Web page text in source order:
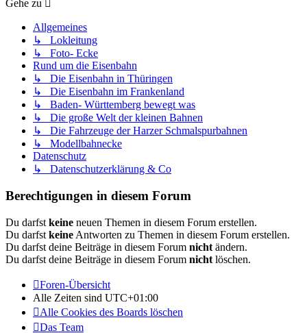
Gehe zu
Allgemeines
↳ Lokleitung
↳ Foto- Ecke
Rund um die Eisenbahn
↳ Die Eisenbahn in Thüringen
↳ Die Eisenbahn im Frankenland
↳ Baden- Württemberg bewegt was
↳ Die große Welt der kleinen Bahnen
↳ Die Fahrzeuge der Harzer Schmalspurbahnen
↳ Modellbahnecke
Datenschutz
↳ Datenschutzerklärung & Co
Berechtigungen in diesem Forum
Du darfst keine neuen Themen in diesem Forum erstellen.
Du darfst keine Antworten zu Themen in diesem Forum erstellen.
Du darfst deine Beiträge in diesem Forum nicht ändern.
Du darfst deine Beiträge in diesem Forum nicht löschen.
Foren-Übersicht
Alle Zeiten sind UTC+01:00
Alle Cookies des Boards löschen
Das Team